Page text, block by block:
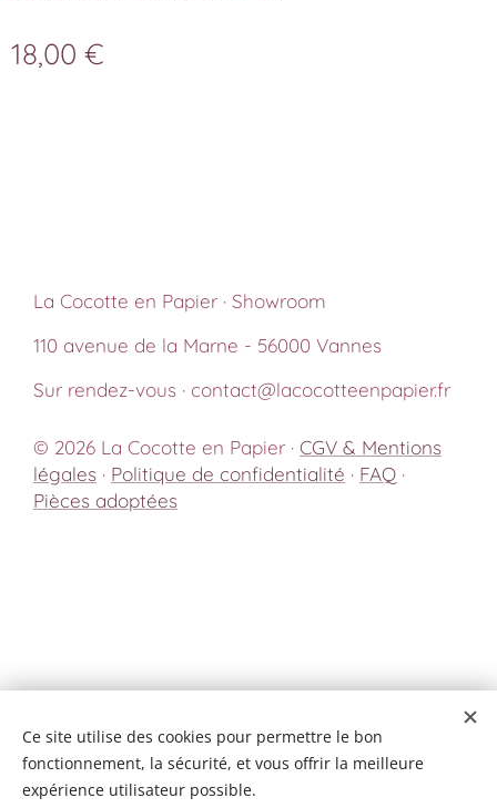
18,00 €
La Cocotte en Papier · Showroom
110 avenue de la Marne - 56000 Vannes
Sur rendez-vous · contact@lacocotteenpapier.fr
© 2026 La Cocotte en Papier · CGV & Mentions
légales · Politique de confidentialité · FAQ ·
Pièces adoptées
Cookies
Ce site utilise des cookies pour permettre le bon
fonctionnement, la sécurité, et vous offrir la meilleure
expérience utilisateur possible.